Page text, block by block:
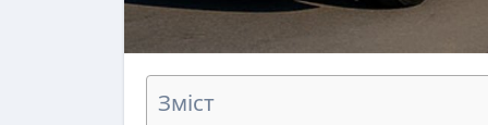
Зміст